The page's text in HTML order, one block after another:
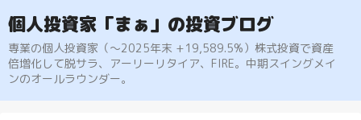
個人投資家「まぁ」の投資ブログ
専業の個人投資家（〜2025年末 +19,589.5%）株式投資で資産
倍増化して脱サラ、アーリーリタイア、FIRE。中期スイングメイ
ンのオールラウンダー。